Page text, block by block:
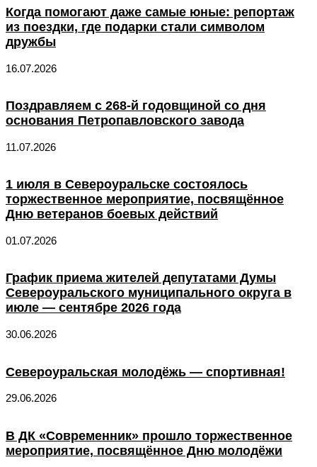
Когда помогают даже самые юные: репортаж
из поездки, где подарки стали символом
дружбы
16.07.2026
Поздравляем с 268-й годовщиной со дня
основания Петропавловского завода
11.07.2026
1 июля в Североуральске состоялось
торжественное мероприятие, посвящённое
Дню ветеранов боевых действий
01.07.2026
График приема жителей депутатами Думы
Североуральского муниципального округа в
июле — сентябре 2026 года
30.06.2026
Североуральская молодёжь — спортивная!
29.06.2026
В ДК «Современник» прошло торжественное
мероприятие, посвящённое Дню молодёжи